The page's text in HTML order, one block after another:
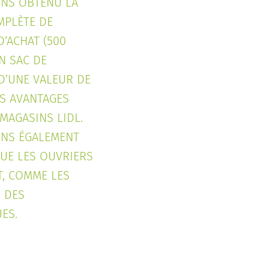
DE
(500
SAC DE
VALEUR DE
AVANTAGES
LIDL.
ÉGALEMENT
LES OUVRIERS
COMME LES
DES